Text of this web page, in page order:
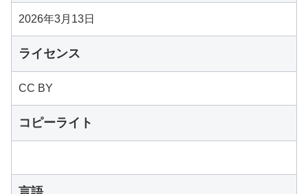
2026年3月13日
ライセンス
CC BY
コピーライト